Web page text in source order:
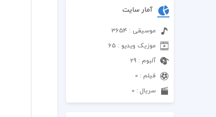
آمار سایت
موسیقی : 3654
موزیک ویدیو : 65
آلبوم : 29
فیلم : 0
سریال : 0